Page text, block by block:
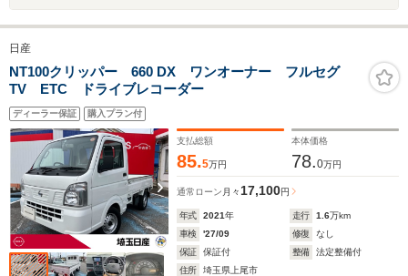
日産
NT100クリッパー 660 DX ワンオーナー フルセグ
TV ETC ドライブレコーダー
ディーラー保証 購入プラン付
支払総額
85.5万円
本体価格
78.0万円
通常ローン 月々 17,100円
年式 2021年 走行 1.6万km
車検
'27/09 修復
なし
保証
保証付 整備
法定整備付
住所
埼玉県上尾市